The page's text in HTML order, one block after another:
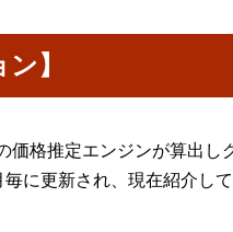
】
価格推定エンジンが算出し
に更新され、現在紹介し